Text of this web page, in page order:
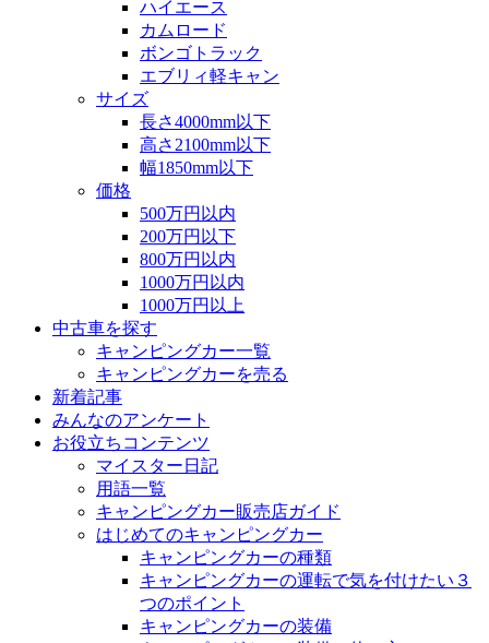
ハイエース
カムロード
ボンゴトラック
エブリィ軽キャン
サイズ
長さ4000mm以下
高さ2100mm以下
幅1850mm以下
価格
500万円以内
200万円以下
800万円以内
1000万円以内
1000万円以上
中古車を探す
キャンピングカー一覧
キャンピングカーを売る
新着記事
みんなのアンケート
お役立ちコンテンツ
マイスター日記
用語一覧
キャンピングカー販売店ガイド
はじめてのキャンピングカー
キャンピングカーの種類
キャンピングカーの運転で気を付けたい３
つのポイント
キャンピングカーの装備